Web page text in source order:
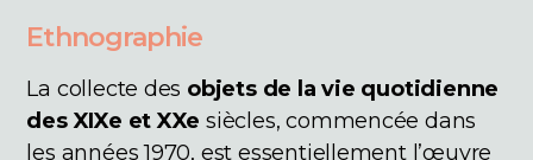
Ethnographie
La collecte des objets de la vie quotidienne
des XIXe et XXe siècles, commencée dans
les années 1970, est essentiellement l’œuvre